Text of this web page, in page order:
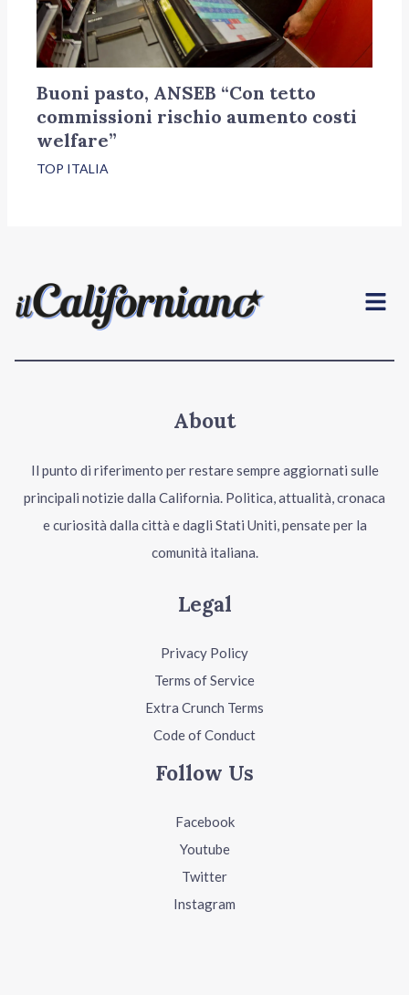
Buoni pasto, ANSEB “Con tetto
commissioni rischio aumento costi
welfare”
TOP ITALIA
Menu
About
Il punto di riferimento per restare sempre aggiornati sulle
principali notizie dalla California. Politica, attualità, cronaca
e curiosità dalla città e dagli Stati Uniti, pensate per la
comunità italiana.
Legal
Privacy Policy
Terms of Service
Extra Crunch Terms
Code of Conduct
Follow Us
Facebook
Youtube
Twitter
Instagram